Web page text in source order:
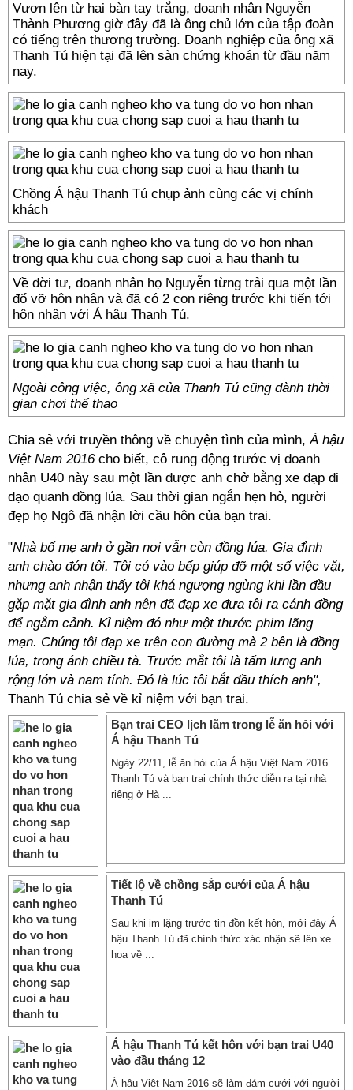
Vươn lên từ hai bàn tay trắng, doanh nhân Nguyễn
Thành Phương giờ đây đã là ông chủ lớn của tập đoàn
có tiếng trên thương trường. Doanh nghiệp của ông xã
Thanh Tú hiện tại đã lên sàn chứng khoán từ đầu năm
nay.
Chồng Á hậu Thanh Tú chụp ảnh cùng các vị chính
khách
Về đời tư, doanh nhân họ Nguyễn từng trải qua một lần
đổ vỡ hôn nhân và đã có 2 con riêng trước khi tiến tới
hôn nhân với Á hậu Thanh Tú.
Ngoài công việc, ông xã của Thanh Tú cũng dành thời
gian chơi thể thao
Chia sẻ với truyền thông về chuyện tình của mình,Á hậu
Việt Nam 2016 cho biết, cô rung động trước vị doanh
nhân U40 này sau một lần được anh chở bằng xe đạp đi
dạo quanh đồng lúa. Sau thời gian ngắn hẹn hò, người
đẹp họ Ngô đã nhận lời cầu hôn của bạn trai.
"Nhà bố mẹ anh ở gần nơi vẫn còn đồng lúa. Gia đình
anh chào đón tôi. Tôi có vào bếp giúp đỡ một số việc vặt,
nhưng anh nhận thấy tôi khá ngượng ngùng khi lần đầu
gặp mặt gia đình anh nên đã đạp xe đưa tôi ra cánh đồng
để ngắm cảnh. Kỉ niệm đó như một thước phim lãng
mạn. Chúng tôi đạp xe trên con đường mà 2 bên là đồng
lúa, trong ánh chiều tà. Trước mắt tôi là tấm lưng anh
rộng lớn và nam tính. Đó là lúc tôi bắt đầu thích anh",
Thanh Tú chia sẻ về kỉ niệm với bạn trai.
Bạn trai CEO lịch lãm trong lễ ăn hỏi với
Á hậu Thanh Tú
Ngày 22/11, lễ ăn hỏi của Á hậu Việt Nam 2016
Thanh Tú và bạn trai chính thức diễn ra tại nhà
riêng ở Hà ...
Tiết lộ về chồng sắp cưới của Á hậu
Thanh Tú
Sau khi im lặng trước tin đồn kết hôn, mới đây Á
hậu Thanh Tú đã chính thức xác nhận sẽ lên xe
hoa về ...
Á hậu Thanh Tú kết hôn với bạn trai U40
vào đầu tháng 12
Á hậu Việt Nam 2016 sẽ làm đám cưới với người